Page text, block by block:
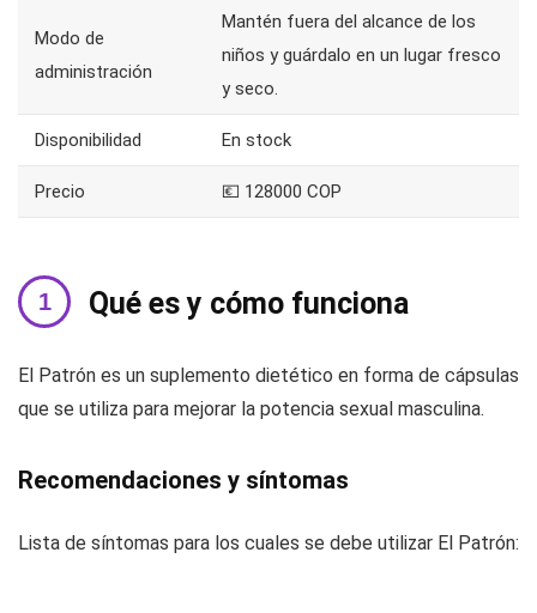
Modo de
administración
Mantén fuera del alcance de los
niños y guárdalo en un lugar fresco
y seco.
Disponibilidad En stock
Precio 💶 128000 COP
Qué es y cómo funciona
El Patrón es un suplemento dietético en forma de cápsulas
que se utiliza para mejorar la potencia sexual masculina.
Recomendaciones y síntomas
Lista de síntomas para los cuales se debe utilizar El Patrón: